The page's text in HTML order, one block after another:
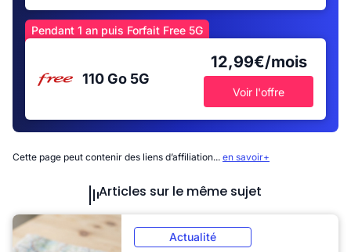
Pendant 1 an puis Forfait Free 5G
110 Go 5G
12,99€/mois
Voir l'offre
Cette page peut contenir des liens d’affiliation... en savoir+
Articles sur le même sujet
Actualité